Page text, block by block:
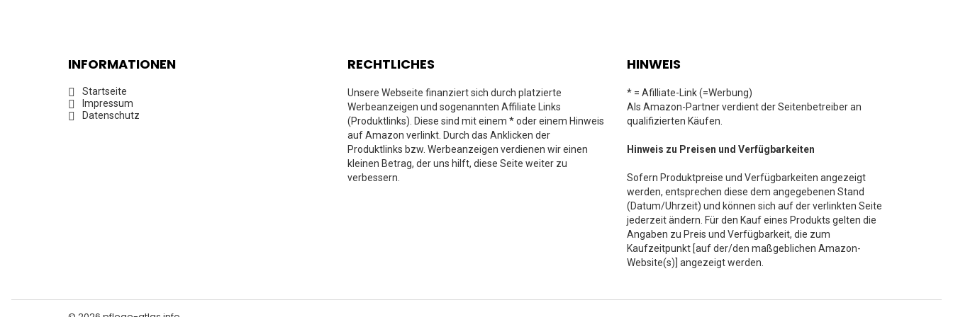
INFORMATIONEN
Startseite
Impressum
Datenschutz
RECHTLICHES
Unsere Webseite finanziert sich durch platzierte
Werbeanzeigen und sogenannten Affiliate Links
(Produktlinks). Diese sind mit einem * oder einem Hinweis
auf Amazon verlinkt. Durch das Anklicken der
Produktlinks bzw. Werbeanzeigen verdienen wir einen
kleinen Betrag, der uns hilft, diese Seite weiter zu
verbessern.
HINWEIS
* = Afilliate-Link (=Werbung)
Als Amazon-Partner verdient der Seitenbetreiber an
qualifizierten Käufen.
Hinweis zu Preisen und Verfügbarkeiten
Sofern Produktpreise und Verfügbarkeiten angezeigt
werden, entsprechen diese dem angegebenen Stand
(Datum/Uhrzeit) und können sich auf der verlinkten Seite
jederzeit ändern. Für den Kauf eines Produkts gelten die
Angaben zu Preis und Verfügbarkeit, die zum
Kaufzeitpunkt [auf der/den maßgeblichen Amazon-
Website(s)] angezeigt werden.